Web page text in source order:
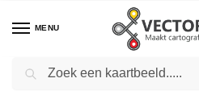
MENU
Home Kaarten - Topografische kaarten